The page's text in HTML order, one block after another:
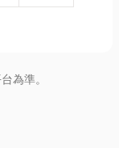
為準。